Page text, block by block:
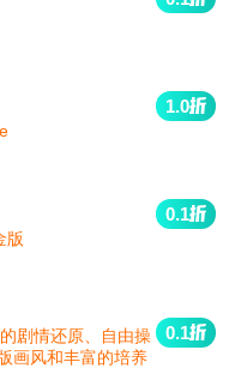
1.0
版
0.1
剧情还原、自由操
画风和丰富的培养
0.1